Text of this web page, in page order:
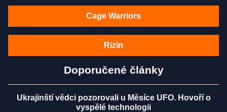
Cage Warriors
Rizin
Doporučené články
Ukrajinští vědci pozorovali u Měsíce UFO. Hovoří o
vyspělé technologii